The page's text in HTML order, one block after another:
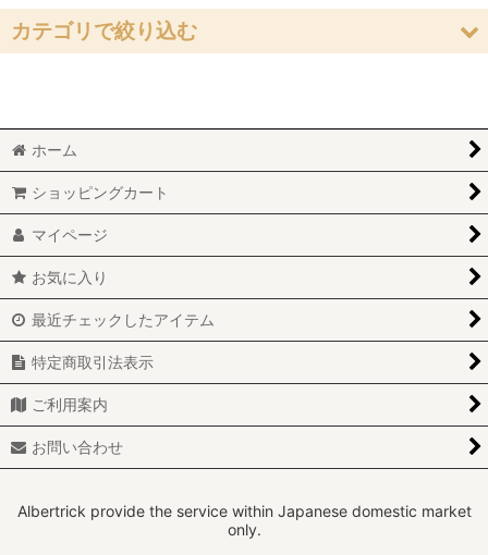
並び順:
カテゴリで絞り込む
ALFAROMEO
AUDI
BMW
CITOROEN
DAIHATSU
HONDA
JAGUAR
JEEP
ホーム
ショッピングカート
マイページ
お気に入り
最近チェックしたアイテム
特定商取引法表示
ご利用案内
お問い合わせ
Albertrick provide the service within Japanese domestic market
only.